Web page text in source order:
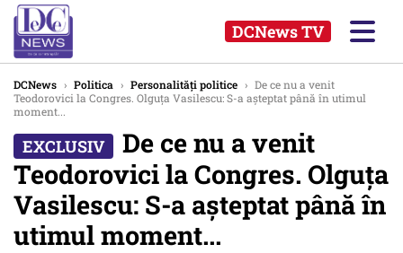
DCNews TV
DCNews › Politica › Personalități politice › De ce nu a venit
Teodorovici la Congres. Olguța Vasilescu: S-a aşteptat până în utimul
moment...
De ce nu a venit
Teodorovici la Congres. Olguța
Vasilescu: S-a aşteptat până în
utimul moment...